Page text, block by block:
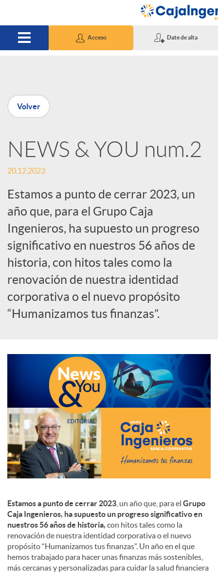
Acceso Date de alta
P
u
b
l
i
c
a
d
d
e
c
o
n
t
Volver
NEWS & YOU num.2
20.12.2023
Estamos a punto de cerrar 2023, un
año que, para el Grupo Caja
Ingenieros, ha supuesto un progreso
significativo en nuestros 56 años de
historia, con hitos tales como la
renovación de nuestra identidad
corporativa o el nuevo propósito
“Humanizamos tus finanzas”.
Estamos a punto de cerrar 2023 , un año que, para el Grupo
Caja Ingenieros, ha supuesto un progreso significativo en
nuestros 56 años de historia, con hitos tales como la
renovación de nuestra identidad corporativa o el nuevo
propósito “Humanizamos tus finanzas”. Un año en el que
hemos trabajado para hacer unas finanzas más sostenibles,
más cercanas y personalizadas para cuidar la salud financiera